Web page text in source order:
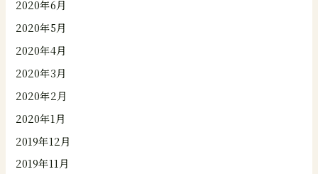
2020年6月
2020年5月
2020年4月
2020年3月
2020年2月
2020年1月
2019年12月
2019年11月